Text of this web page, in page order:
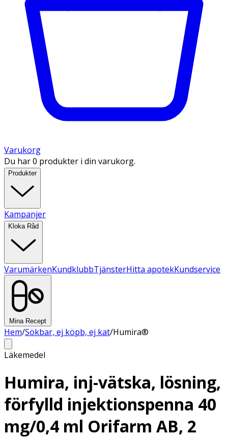
Varukorg
Du har 0 produkter i din varukorg.
Produkter
Kampanjer
Kloka Råd
VarumärkenKundklubbTjänsterHitta apotekKundservice
Mina Recept
Hem/Sökbar, ej köpb, ej kat/Humira®
Läkemedel
Humira, inj-vätska, lösning,
förfylld injektionspenna 40
mg/0,4 ml Orifarm AB, 2